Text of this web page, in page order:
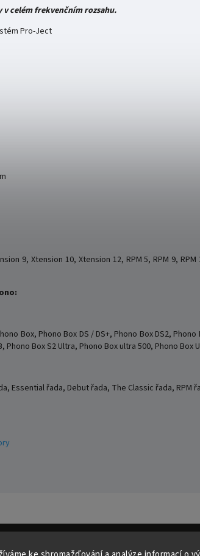
celém frekvenčním rozsahu.
Pro-Ject
9, Xtension 10, Xtension 12, RPM 5, RPM 9,
Box, Phono Box DS / DS+, Phono Box DS2, Phono
Phono Box S2 Ultra, Phono Box ultra 500, Phono Box
Essential řada, Debut řada, The Classic řada, RPM